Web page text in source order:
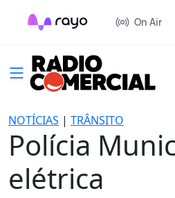
On Air
NOTÍCIAS | TRÂNSITO
Polícia
elétrica